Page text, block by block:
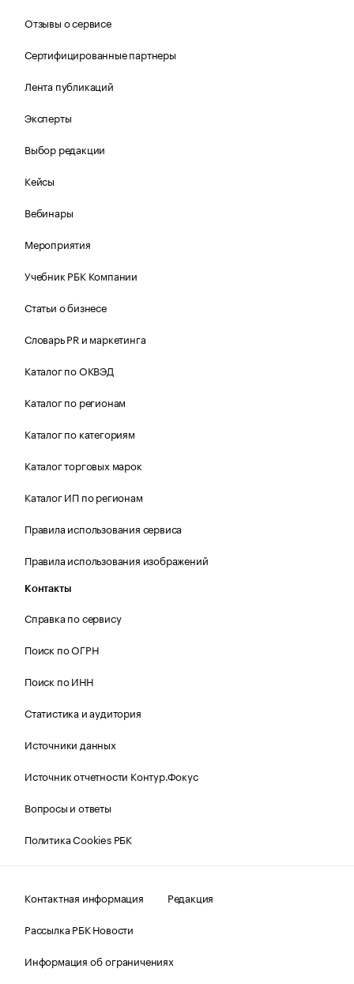
Отзывы о сервисе
Сертифицированные партнеры
Лента публикаций
Эксперты
Выбор редакции
Кейсы
Вебинары
Мероприятия
Учебник РБК Компании
Статьи о бизнесе
Словарь PR и маркетинга
Каталог по ОКВЭД
Каталог по регионам
Каталог по категориям
Каталог торговых марок
Каталог ИП по регионам
Правила использования сервиса
Правила использования изображений
Контакты
Справка по сервису
Поиск по ОГРН
Поиск по ИНН
Статистика и аудитория
Источники данных
Источник отчетности Контур.Фокус
Вопросы и ответы
Политика Cookies РБК
Контактная информация
Редакция
Рассылка РБК Новости
Информация об ограничениях